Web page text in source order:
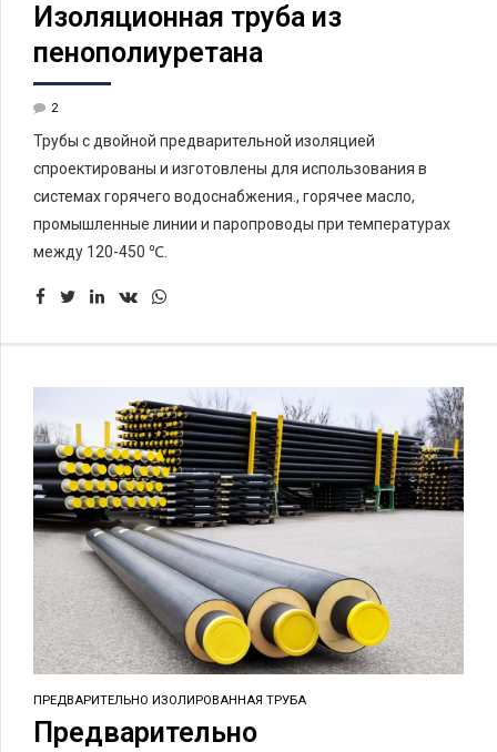
Изоляционная труба из
пенополиуретана
2
Трубы с двойной предварительной изоляцией
спроектированы и изготовлены для использования в
системах горячего водоснабжения., горячее масло,
промышленные линии и паропроводы при температурах
между 120-450 ℃.
ПРЕДВАРИТЕЛЬНО ИЗОЛИРОВАННАЯ ТРУБА
Предварительно